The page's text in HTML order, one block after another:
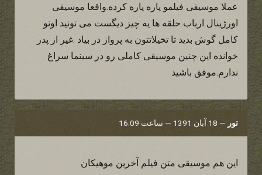
عملا موسیقی فیلمو پاره پاره کرده.واقعا موسیقی
اورژینال ارباب حلقه ها یه چیز دیگست می تونید اونو
کامل گوش بدید تا تخیلاتتون به پرواز در بیاد .غیر از پدر
خوانده این چنین موسیقی کاملی رو در سینما سراغ
ندارم.موفق باشید
تور — 18 آبان 1391 — ساعت 16:09
این هم موسیقی متن فیلم آخرین موهیکان